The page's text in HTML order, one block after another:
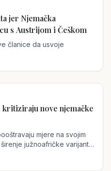
s Austrijom i Češkom
članice da usvoje
nove njemačke
mjere na svojim
južnoafričke varijante